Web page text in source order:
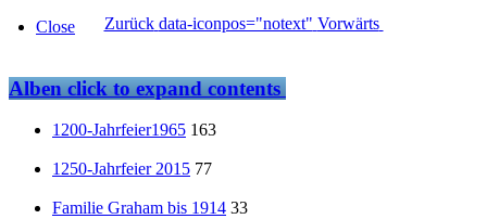
Zurück data-iconpos="notext" Vorwärts
Close
Albenclick to expand contents
1200-Jahrfeier1965 163
1250-Jahrfeier 2015 77
Familie Graham bis 1914 33